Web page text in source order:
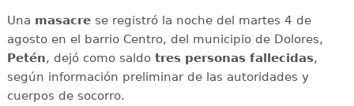
Una masacrese registró la noche del martes 4 de
agosto en el barrio Centro, del municipio de Dolores,
Petén, dejó como saldo tres personas fallecidas,
según información preliminar de las autoridades y
cuerpos de socorro.